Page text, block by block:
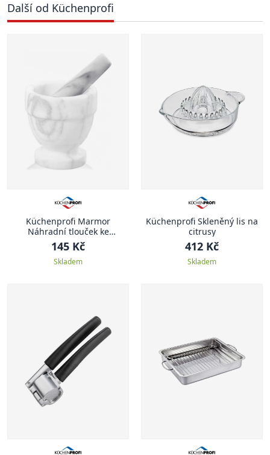
Další od Küchenprofi
Küchenprofi Marmor
Náhradní tlouček ke
hmoždíři, 12 cm
145 Kč
Skladem
Küchenprofi Skleněný lis na
citrusy
412 Kč
Skladem